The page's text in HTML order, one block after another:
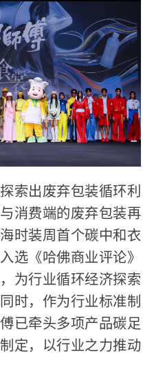
索出废弃包装循环利
消费端的废弃包装再
时装周首个碳中和衣
选《哈佛商业评论》
为行业循环经济探索
时，作为行业标准制
已牵头多项产品碳足
定，以行业之力推动